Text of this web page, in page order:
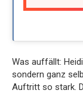
Was auffällt:
sondern ganz
Auftritt so stark.